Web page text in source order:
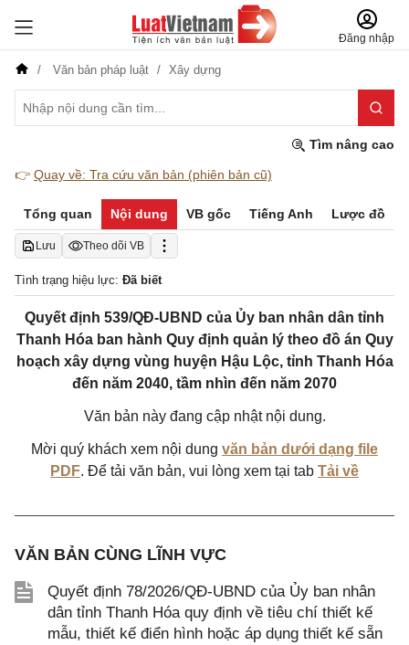
Đăng nhập
Văn bản pháp luật Xây dựng
Tìm nâng cao
👉 Quay về: Tra cứu văn bản (phiên bản cũ)
Tổng quan Nội dung VB gốc Tiếng Anh Lược đồ
Lưu Theo dõi VB
Tình trạng hiệu lực: Đã biết
Quyết định 539/QĐ-UBND của Ủy ban nhân dân tỉnh
Thanh Hóa ban hành Quy định quản lý theo đồ án Quy
hoạch xây dựng vùng huyện Hậu Lộc, tỉnh Thanh Hóa
đến năm 2040, tầm nhìn đến năm 2070
Văn bản này đang cập nhật nội dung.
Mời quý khách xem nội dung văn bản dưới dạng file
PDF. Để tải văn bản, vui lòng xem tại tab Tải về
VĂN BẢN CÙNG LĨNH VỰC
Quyết định 78/2026/QĐ-UBND của Ủy ban nhân
dân tỉnh Thanh Hóa quy định về tiêu chí thiết kế
mẫu, thiết kế điển hình hoặc áp dụng thiết kế sẵn